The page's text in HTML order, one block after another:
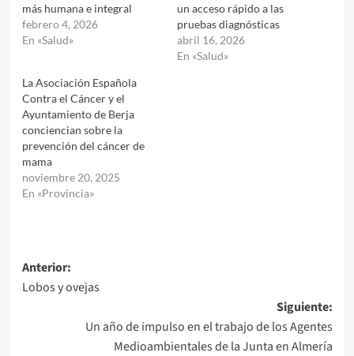
más humana e integral
febrero 4, 2026
En «Salud»
un acceso rápido a las
pruebas diagnósticas
abril 16, 2026
En «Salud»
La Asociación Española
Contra el Cáncer y el
Ayuntamiento de Berja
conciencian sobre la
prevención del cáncer de
mama
noviembre 20, 2025
En «Provincia»
Navegación
de
entradas
Anterior:
Lobos y ovejas
Siguiente:
Un año de impulso en el trabajo de los Agentes
Medioambientales de la Junta en Almería